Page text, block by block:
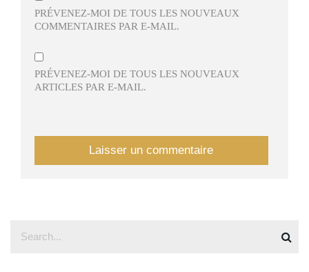
PRÉVENEZ-MOI DE TOUS LES NOUVEAUX
COMMENTAIRES PAR E-MAIL.
PRÉVENEZ-MOI DE TOUS LES NOUVEAUX
ARTICLES PAR E-MAIL.